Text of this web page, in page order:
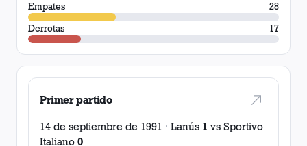
Empates
28
Derrotas
17
Primer partido
14 de septiembre de 1991 · Lanús 1 vs Sportivo
Italiano 0